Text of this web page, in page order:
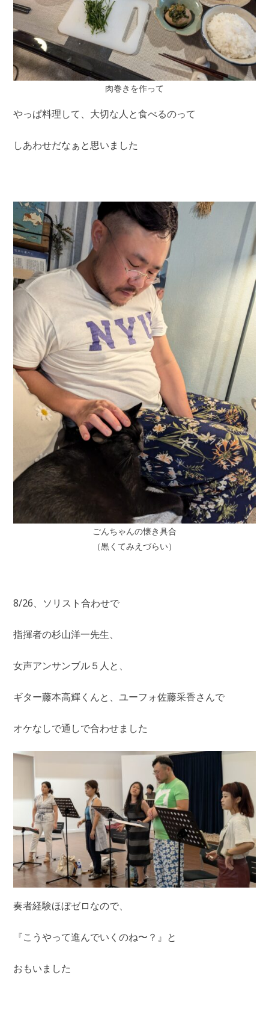
肉巻きを作って
やっぱ料理して、大切な人と食べるのって
しあわせだなぁと思いました
ごんちゃんの懐き具合
（黒くてみえづらい）
8/26、ソリスト合わせで
指揮者の杉山洋一先生、
女声アンサンブル５人と、
ギター藤本高輝くんと、ユーフォ佐藤采香さんで
オケなしで通しで合わせました
奏者経験ほぼゼロなので、
『こうやって進んでいくのね〜？』と
おもいました